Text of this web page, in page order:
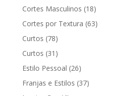
Cortes Masculinos (18)
Cortes por Textura (63)
Curtos (78)
Curtos (31)
Estilo Pessoal (26)
Franjas e Estilos (37)